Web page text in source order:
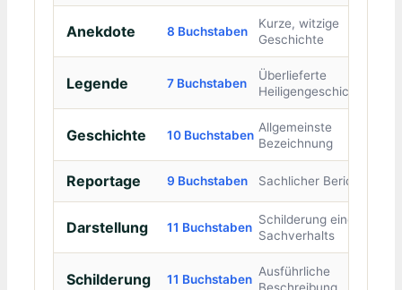
Anekdote 8 Buchstaben
Kurze, witzige
Geschichte
Legende 7 Buchstaben
Überlieferte
Heiligengeschichte
Geschichte 10 Buchstaben
Allgemeinste
Bezeichnung
Reportage 9 Buchstaben Sachlicher Bericht
Darstellung 11 Buchstaben
Schilderung eines
Sachverhalts
Schilderung 11 Buchstaben
Ausführliche